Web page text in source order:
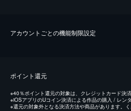
アカウントごとの機能制限設定
ポイント還元
※40％ポイント還元の対象は、クレジットカード決
※iOSアプリのUコイン決済による作品の購入 / レン
※還元の対象外となる決済方法や商品があります。